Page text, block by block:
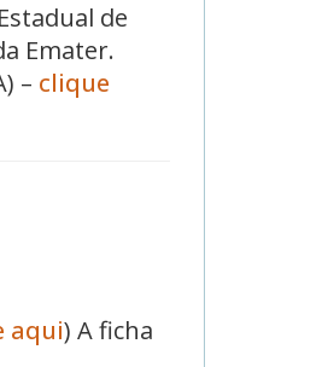
de
Emater.
– clique
aqui) A ficha